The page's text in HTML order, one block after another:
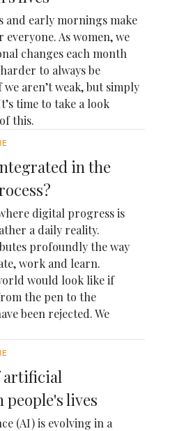
and early mornings make
As women, we
changes each month
to always be
aren’t weak, but simply
time to take a look
this.
in the
digital progress is
a daily reality.
profoundly the way
work and learn.
would look like if
the pen to the
been rejected. We
artificial
lives
(AI) is evolving in a